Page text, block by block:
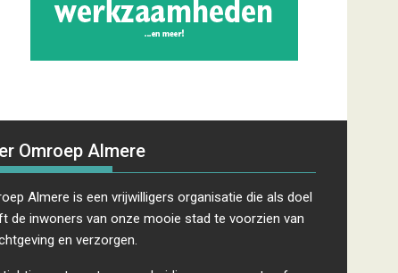
Omroep Almere
Almere is een vrijwilligers organisatie die als doel
de inwoners van onze mooie stad te voorzien van
en verzorgen.